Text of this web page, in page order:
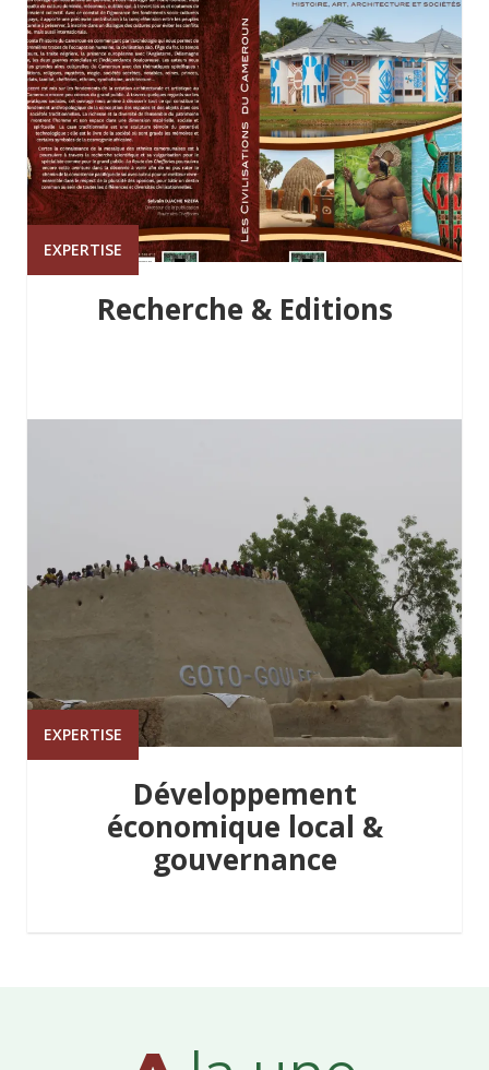
EXPERTISE
Recherche & Editions
EXPERTISE
Développement
économique local &
gouvernance